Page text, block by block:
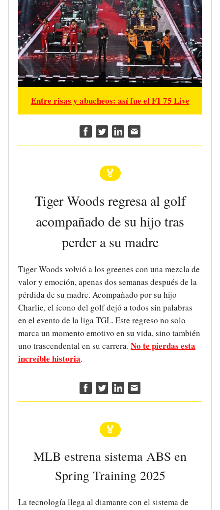
Entre risas y abucheos: así fue el F1 75 Live
🏅
Tiger Woods regresa al golf
acompañado de su hijo tras
perder a su madre
Tiger Woods volvió a los greenes con una mezcla de
valor y emoción, apenas dos semanas después de la
pérdida de su madre. Acompañado por su hijo
Charlie, el ícono del golf dejó a todos sin palabras
en el evento de la liga TGL. Este regreso no solo
marca un momento emotivo en su vida, sino también
uno trascendental en su carrera. No te pierdas esta
increíble historia.
🏅
MLB estrena sistema ABS en
Spring Training 2025
La tecnología llega al diamante con el sistema de